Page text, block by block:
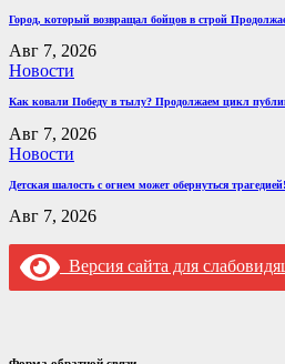
Город, который возвращал бойцов в строй
Авг 7, 2026
Новости
Как ковали Победу в тылу? Продолжаем цикл
Авг 7, 2026
Новости
Детская шалость с огнем может обернуться
Авг 7, 2026
Версия сайта для